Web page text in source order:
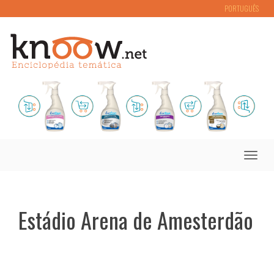
PORTUGUÊS
Toggle
Estádio Arena de Amesterdão